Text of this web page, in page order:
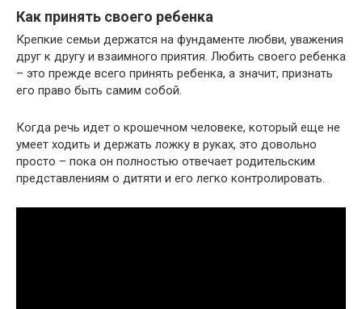
Как принять своего ребенка
Крепкие семьи держатся на фундаменте любви, уважения
друг к другу и взаимного приятия. Любить своего ребенка
– это прежде всего принять ребенка, а значит, признать
его право быть самим собой.
Когда речь идет о крошечном человеке, который еще не
умеет ходить и держать ложку в руках, это довольно
просто – пока он полностью отвечает родительским
представлениям о дитяти и его легко контролировать.